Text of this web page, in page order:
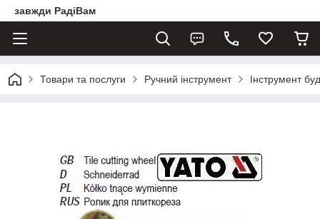
завжди РадіВам
Товари та послуги Ручний інструмент Інструмент